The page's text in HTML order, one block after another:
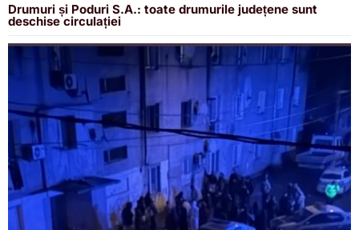
Drumuri și Poduri S.A.: toate drumurile județene sunt
deschise circulației